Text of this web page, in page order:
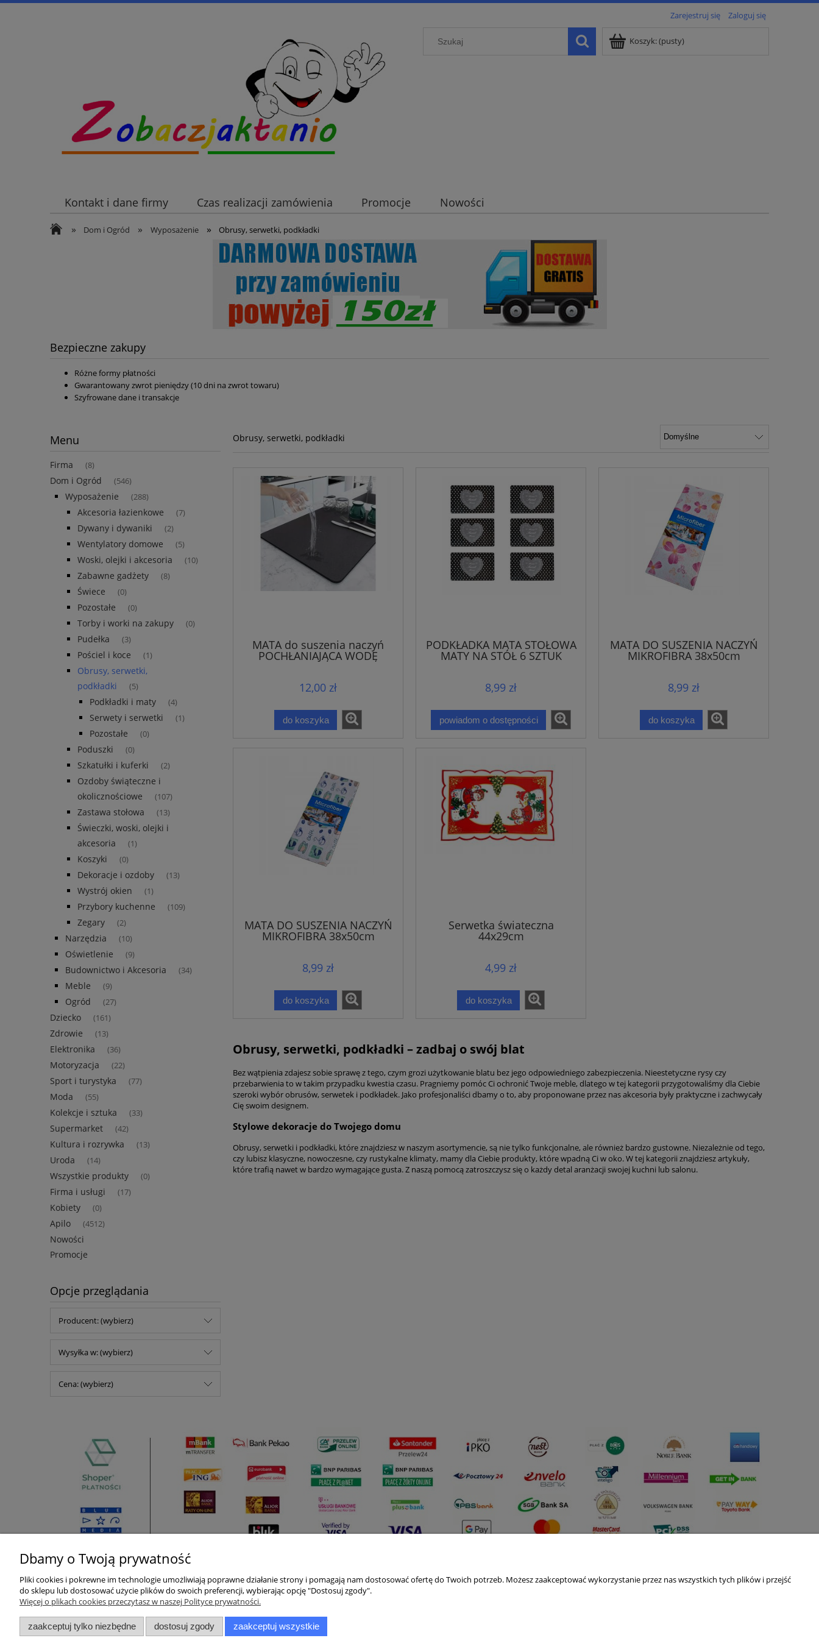
Zarejestruj się Zaloguj się
Koszyk:(pusty)
Kontakt i dane firmy Czas realizacji zamówienia Promocje Nowości
» Dom i Ogród » Wyposażenie » Obrusy, serwetki, podkładki
Bezpieczne zakupy
Różne formy płatności
Gwarantowany zwrot pieniędzy (10 dni na zwrot towaru)
Szyfrowane dane i transakcje
Menu
Firma (8)
Dom i Ogród (546)
Wyposażenie (288)
Akcesoria łazienkowe (7)
Dywany i dywaniki (2)
Wentylatory domowe (5)
Woski, olejki i akcesoria (10)
Zabawne gadżety (8)
Świece (0)
Pozostałe (0)
Torby i worki na zakupy (0)
Pudełka (3)
Pościel i koce (1)
Obrusy, serwetki,
podkładki
(5)
Podkładki i maty (4)
Serwety i serwetki (1)
Pozostałe (0)
Poduszki (0)
Szkatułki i kuferki (2)
Ozdoby świąteczne i
okolicznościowe
(107)
Zastawa stołowa (13)
Świeczki, woski, olejki i
akcesoria
(1)
Koszyki (0)
Dekoracje i ozdoby (13)
Wystrój okien (1)
Przybory kuchenne (109)
Zegary (2)
Narzędzia (10)
Oświetlenie (9)
Budownictwo i Akcesoria (34)
Meble (9)
Ogród (27)
Dziecko (161)
Zdrowie (13)
Elektronika (36)
Motoryzacja (22)
Sport i turystyka (77)
Moda (55)
Kolekcje i sztuka (33)
Supermarket (42)
Kultura i rozrywka (13)
Uroda (14)
Wszystkie produkty (0)
Firma i usługi (17)
Kobiety (0)
Apilo (4512)
Nowości
Promocje
Opcje przeglądania
Producent: (wybierz)
Wysyłka w: (wybierz)
Cena: (wybierz)
Obrusy, serwetki, podkładki
MATA do suszenia naczyń
POCHŁANIAJĄCA WODĘ
12,00 zł
do koszyka
PODKŁADKA MATA STOŁOWA
MATY NA STÓŁ 6 SZTUK
8,99 zł
powiadom o dostępności
MATA DO SUSZENIA NACZYŃ
MIKROFIBRA 38x50cm
8,99 zł
do koszyka
MATA DO SUSZENIA NACZYŃ
MIKROFIBRA 38x50cm
8,99 zł
do koszyka
Serwetka świateczna
44x29cm
4,99 zł
do koszyka
Obrusy, serwetki, podkładki – zadbaj o swój blat
Bez wątpienia zdajesz sobie sprawę z tego, czym grozi użytkowanie blatu bez jego odpowiedniego zabezpieczenia. Nieestetyczne rysy czy
przebarwienia to w takim przypadku kwestia czasu. Pragniemy pomóc Ci ochronić Twoje meble, dlatego w tej kategorii przygotowaliśmy dla Ciebie
szeroki wybór obrusów, serwetek i podkładek. Jako profesjonaliści dbamy o to, aby proponowane przez nas akcesoria były praktyczne i zachwycały
Cię swoim designem.
Stylowe dekoracje do Twojego domu
Obrusy, serwetki i podkładki, które znajdziesz w naszym asortymencie, są nie tylko funkcjonalne, ale również bardzo gustowne. Niezależnie od tego,
czy lubisz klasyczne, nowoczesne, czy rustykalne klimaty, mamy dla Ciebie produkty, które wpadną Ci w oko. W tej kategorii znajdziesz artykuły,
które trafią nawet w bardzo wymagające gusta. Z naszą pomocą zatroszczysz się o każdy detal aranżacji swojej kuchni lub salonu.
Pomoc
Pytania i odpowiedzi
Moje konto
Ustawienia konta
Płatności i dostawa
Dbamy o Twoją prywatność
Pliki cookies i pokrewne im technologie umożliwiają poprawne działanie strony i pomagają nam dostosować ofertę do Twoich potrzeb. Możesz zaakceptować wykorzystanie przez nas wszystkich tych plików i przejść
do sklepu lub dostosować użycie plików do swoich preferencji, wybierając opcję "Dostosuj zgody".
Więcej o plikach cookies przeczytasz w naszej Polityce prywatności.
zaakceptuj tylko niezbędne dostosuj zgody zaakceptuj wszystkie